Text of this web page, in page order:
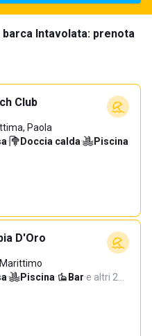
Intavolata: prenota
Club
Paola
· Doccia calda·
Piscina
D'Oro
· Piscina· Bar·e altri 2…